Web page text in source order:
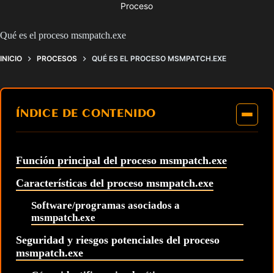
Proceso
Qué es el proceso msmpatch.exe
INICIO PROCESOS QUÉ ES EL PROCESO MSMPATCH.EXE
ÍNDICE DE CONTENIDO
Función principal del proceso msmpatch.exe
Características del proceso msmpatch.exe
Software/programas asociados a
msmpatch.exe
Seguridad y riesgos potenciales del proceso
msmpatch.exe